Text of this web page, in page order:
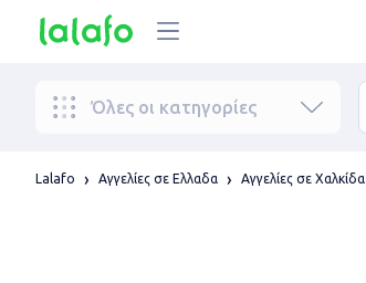
Όλες οι κατηγορίες
Lalafo Αγγελίες σε Ελλαδα Αγγελίες σε Χαλκίδα